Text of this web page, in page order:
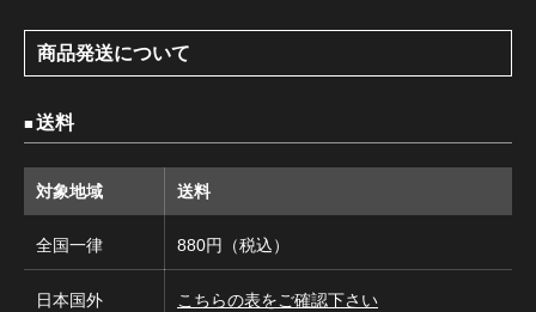
商品発送について
送料
対象地域 送料
全国一律 880円（税込）
日本国外 こちらの表をご確認下さい